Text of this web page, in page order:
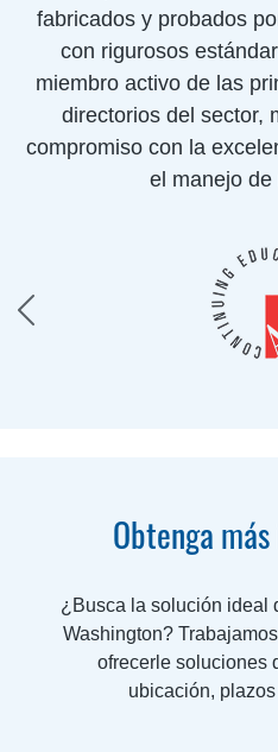
fabricados y probados
con rigurosos
miembro activo de las
directorios del sector,
compromiso con la
el manejo de
Obtenga
¿Busca la solución ideal
Washington?
ofrecerle soluciones
ubicación,